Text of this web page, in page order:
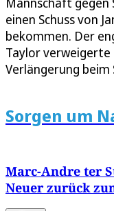
einen Schuss von
bekommen. Der
Taylor verweigerte
Verlängerung
Sorgen um
Marc-Andre ter
Neuer zurück